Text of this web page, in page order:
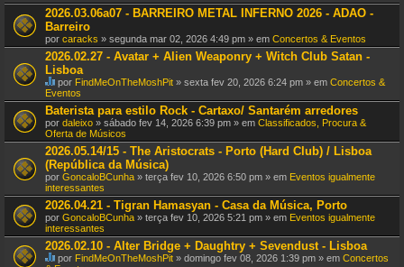
e
x
(
s
)
2026.03.06a07 - BARREIRO METAL INFERNO 2026 - ADAO -
Barreiro
por caracks » segunda mar 02, 2026 4:49 pm » em Concertos & Eventos
2026.02.27 - Avatar + Alien Weaponry + Witch Club Satan -
Lisboa
E
s
t
e
T
ó
p
i
c
o
t
e
m
u
m
a
v
por FindMeOnTheMoshPit » sexta fev 20, 2026 6:24 pm » em Concertos &
Eventos
Baterista para estilo Rock - Cartaxo/ Santarém arredores
por daleixo » sábado fev 14, 2026 6:39 pm » em Classificados, Procura &
Oferta de Músicos
2026.05.14/15 - The Aristocrats - Porto (Hard Club) / Lisboa
(República da Música)
por GoncaloBCunha » terça fev 10, 2026 6:50 pm » em Eventos igualmente
interessantes
2026.04.21 - Tigran Hamasyan - Casa da Música, Porto
por GoncaloBCunha » terça fev 10, 2026 5:21 pm » em Eventos igualmente
interessantes
2026.02.10 - Alter Bridge + Daughtry + Sevendust - Lisboa
por FindMeOnTheMoshPit » domingo fev 08, 2026 1:39 pm » em Concertos